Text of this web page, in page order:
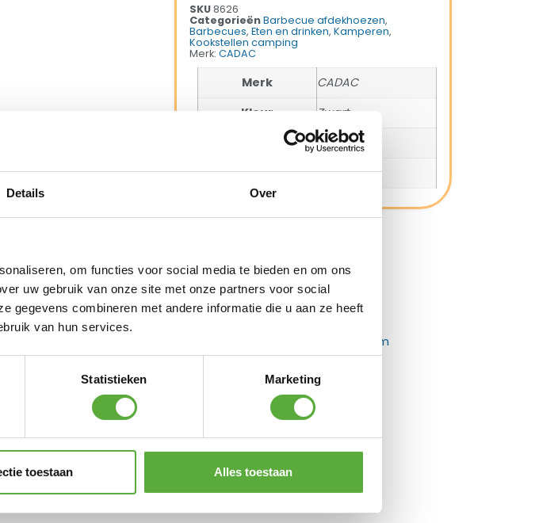
Details Over
om functies voor social media te bieden en om ons
uw gebruik van onze site met onze partners voor social
gegevens combineren met andere informatie die u aan ze heeft
van hun services.
Statistieken Marketing
toestaan Alles toestaan
SKU8626
CategorieënBarbecue afdekhoezen,
Barbecues, Eten en drinken, Kamperen,
Kookstellen camping
Merk: CADAC
Merk
CADAC
Kleur
Zwart
Materiaal
Polyester
SKU
8626
mogelijk Kopersbescherming met Trusted Shops
Opvouwbare Jerrycan
Reliance 20 liter
23,95
Fiamma Level System
Jumbo 2 stuks
€79,95